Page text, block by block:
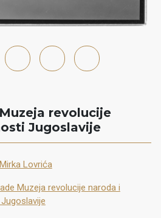
revolucije
Jugoslavije
Lovrića
Muzeja revolucije naroda i